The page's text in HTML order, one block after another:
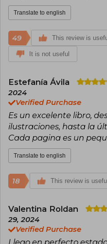
Translate to english
49 This review is
It is not useful
Estefanía Ávila
2024
Verified Purchase
Es un excelente libro,
ilustraciones, hasta la
Cada pagina es un
Translate to english
18 This review is
Valentina Roldan
29, 2024
Verified Purchase
Llego en perfecto